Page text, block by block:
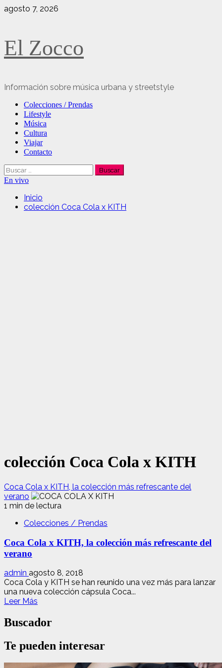
Saltar
agosto 7, 2026
El Zocco
Información sobre música urbana y streetstyle
Menú
principal
Colecciones / Prendas
Lifestyle
Música
Cultura
Viajar
Contacto
Buscar:
En vivo
Inicio
colección Coca Cola x KITH
colección Coca Cola x KITH
Coca Cola x KITH, la colección más refrescante del
verano
1 min de lectura
Colecciones / Prendas
Coca Cola x KITH, la colección más refrescante del
verano
admin agosto 8, 2018
Coca Cola y KITH se han reunido una vez más para lanzar
una nueva colección cápsula Coca...
Leer Más
acerca
de
Cola
Buscador
Te pueden interesar